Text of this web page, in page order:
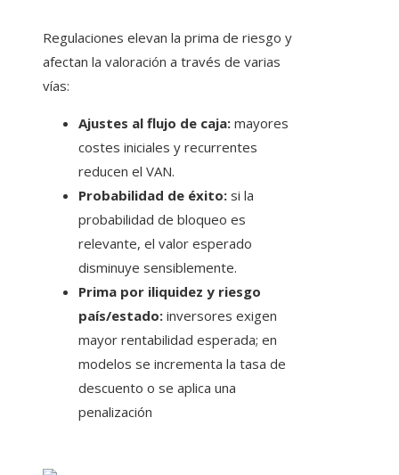
Regulaciones elevan la prima de riesgo y
afectan la valoración a través de varias
vías:
Ajustes al flujo de caja: mayores
costes iniciales y recurrentes
reducen el VAN.
Probabilidad de éxito: si la
probabilidad de bloqueo es
relevante, el valor esperado
disminuye sensiblemente.
Prima por iliquidez y riesgo
país/estado: inversores exigen
mayor rentabilidad esperada; en
modelos se incrementa la tasa de
descuento o se aplica una
penalización